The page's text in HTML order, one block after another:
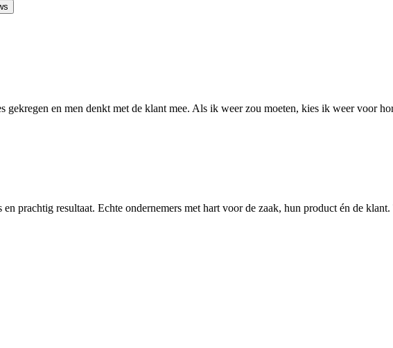
gekregen en men denkt met de klant mee. Als ik weer zou moeten, kies ik weer voor
prachtig resultaat. Echte ondernemers met hart voor de zaak, hun product én de